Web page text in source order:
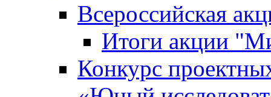
Всероссийская
Итоги акции
Конкурс